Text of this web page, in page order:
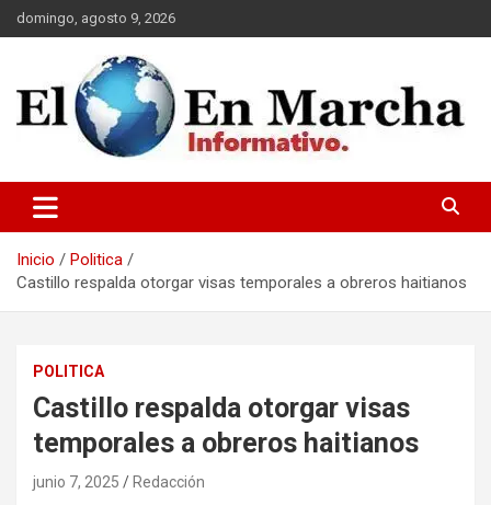
Saltar
al
domingo, agosto 9, 2026
elmundoenmarcha.net
Inicio
Politica
Castillo respalda otorgar visas temporales a obreros haitianos
POLITICA
Castillo respalda otorgar visas
temporales a obreros haitianos
junio 7, 2025 Redacción